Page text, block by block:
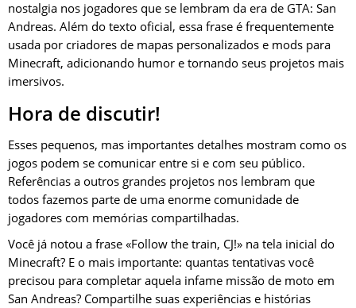
nostalgia nos jogadores que se lembram da era de GTA: San
Andreas. Além do texto oficial, essa frase é frequentemente
usada por criadores de mapas personalizados e mods para
Minecraft, adicionando humor e tornando seus projetos mais
imersivos.
Hora de discutir!
Esses pequenos, mas importantes detalhes mostram como os
jogos podem se comunicar entre si e com seu público.
Referências a outros grandes projetos nos lembram que
todos fazemos parte de uma enorme comunidade de
jogadores com memórias compartilhadas.
Você já notou a frase «Follow the train, CJ!» na tela inicial do
Minecraft? E o mais importante: quantas tentativas você
precisou para completar aquela infame missão de moto em
San Andreas? Compartilhe suas experiências e histórias